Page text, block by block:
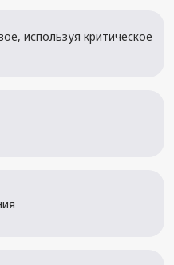
используя критическое